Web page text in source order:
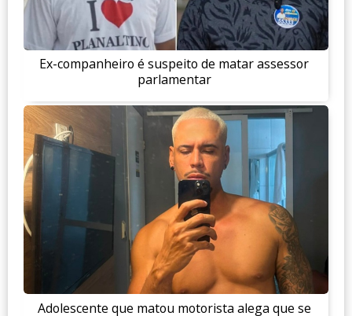
Ex-companheiro é suspeito de matar assessor
parlamentar
Adolescente que matou motorista alega que se